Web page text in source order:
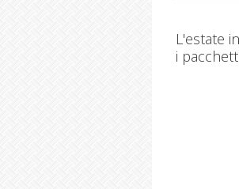
L'estate
i